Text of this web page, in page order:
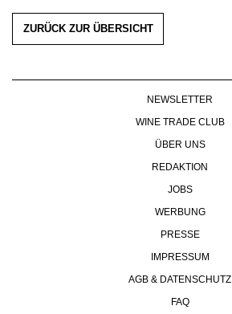
ZURÜCK ZUR ÜBERSICHT
NEWSLETTER
WINE TRADE CLUB
ÜBER UNS
REDAKTION
JOBS
WERBUNG
PRESSE
IMPRESSUM
AGB & DATENSCHUTZ
FAQ